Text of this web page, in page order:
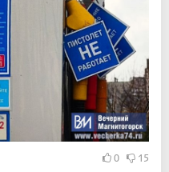
0 15